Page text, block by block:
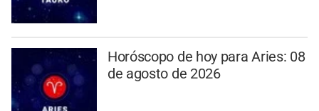
Horóscopo de hoy para Aries: 08
de agosto de 2026